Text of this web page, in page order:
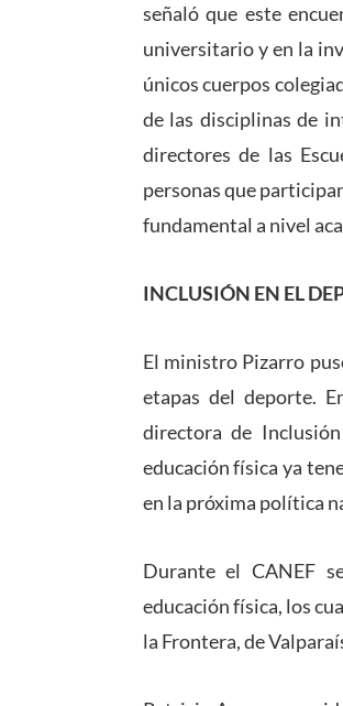
señaló que este
universitario y en la
únicos cuerpos
de las disciplinas de
directores de las
personas que
fundamental a nivel
INCLUSIÓN EN EL
El ministro Pizarro
etapas del deporte.
directora de
educación física ya
en la próxima política
Durante el CANEF
educación física, los
la Frontera, de